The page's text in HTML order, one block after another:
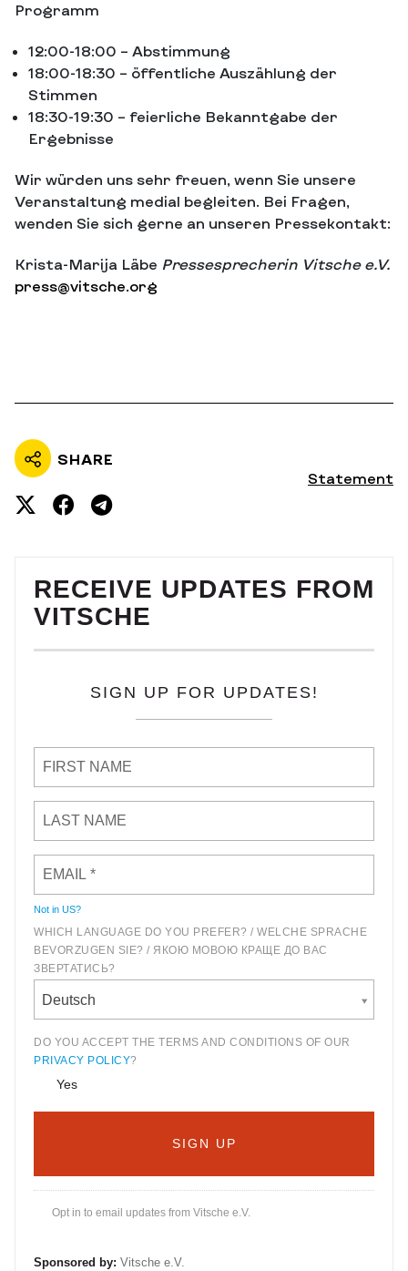
Programm
12:00-18:00 – Abstimmung
18:00-18:30 – öffentliche Auszählung der
Stimmen
18:30-19:30 – feierliche Bekanntgabe der
Ergebnisse
Wir würden uns sehr freuen, wenn Sie unsere
Veranstaltung medial begleiten. Bei Fragen,
wenden Sie sich gerne an unseren Pressekontakt:
Krista-Marija Läbe Pressesprecherin Vitsche e.V.
press@vitsche.org
SHARE
Statement
RECEIVE UPDATES FROM
VITSCHE
SIGN UP FOR UPDATES!
Not in US?
WHICH LANGUAGE DO YOU PREFER? / WELCHE SPRACHE
BEVORZUGEN SIE? / ЯКОЮ МОВОЮ КРАЩЕ ДО ВАС
ЗВЕРТАТИСЬ?
Deutsch
DO YOU ACCEPT THE TERMS AND CONDITIONS OF OUR
PRIVACY POLICY?
Yes
Opt in to email updates from Vitsche e.V.
Sponsored by: Vitsche e.V.